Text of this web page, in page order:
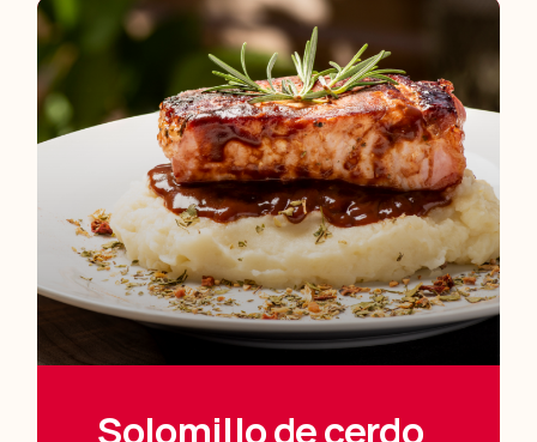
Solomillo de cerdo